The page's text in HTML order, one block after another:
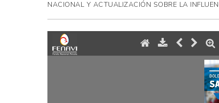
AVICULTORES
DE
COLOMBIA
NACIONAL Y ACTUALIZACIÓN SOBRE LA